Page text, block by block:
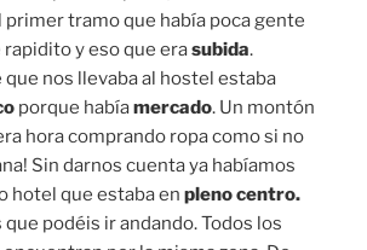
muchos alojamientos y para
La oferta en La Pazes muy amplia
tener presente es la zona donde lo